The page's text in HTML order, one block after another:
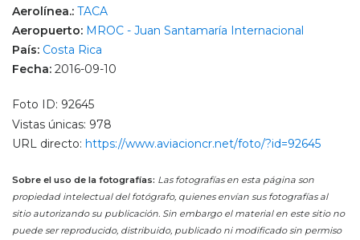
Aerolínea.: TACA
Aeropuerto: MROC - Juan Santamaría Internacional
País: Costa Rica
Fecha: 2016-09-10
Foto ID: 92645
Vistas únicas: 978
URL directo: https://www.aviacioncr.net/foto/?id=92645
Sobre el uso de la fotografías: Las fotografías en esta página son
propiedad intelectual del fotógrafo, quienes envían sus fotografías al
sitio autorizando su publicación. Sin embargo el material en este sitio no
puede ser reproducido, distribuido, publicado ni modificado sin permiso